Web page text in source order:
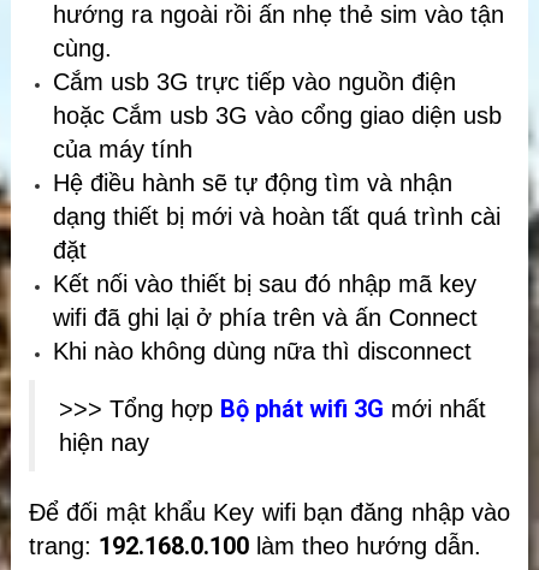
hướng ra ngoài rồi ấn nhẹ thẻ sim vào tận
cùng.
Cắm usb 3G trực tiếp vào nguồn điện
hoặc Cắm usb 3G vào cổng giao diện usb
của máy tính
Hệ điều hành sẽ tự động tìm và nhận
dạng thiết bị mới và hoàn tất quá trình cài
đặt
Kết nối vào thiết bị sau đó nhập mã key
wifi đã ghi lại ở phía trên và ấn Connect
Khi nào không dùng nữa thì disconnect
>>> Tổng hợp Bộ phát wifi 3G mới nhất
hiện nay
Để đối mật khẩu Key wifi bạn đăng nhập vào
trang: 192.168.0.100 làm theo hướng dẫn.